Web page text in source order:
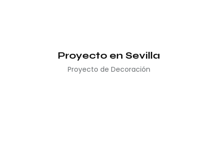
Proyecto en Sevilla
Proyecto de Decoración